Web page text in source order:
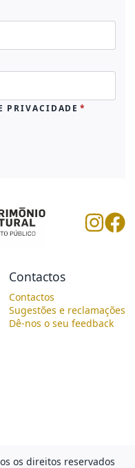
PRIVACIDADE
Contactos
Contactos
Sugestões e reclamações
Dê-nos o seu feedback
os direitos reservados